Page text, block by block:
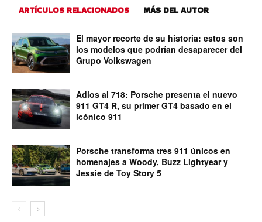
ARTÍCULOS RELACIONADOS MÁS DEL AUTOR
El mayor recorte de su historia: estos son
los modelos que podrían desaparecer del
Grupo Volkswagen
Adios al 718: Porsche presenta el nuevo
911 GT4 R, su primer GT4 basado en el
icónico 911
Porsche transforma tres 911 únicos en
homenajes a Woody, Buzz Lightyear y
Jessie de Toy Story 5